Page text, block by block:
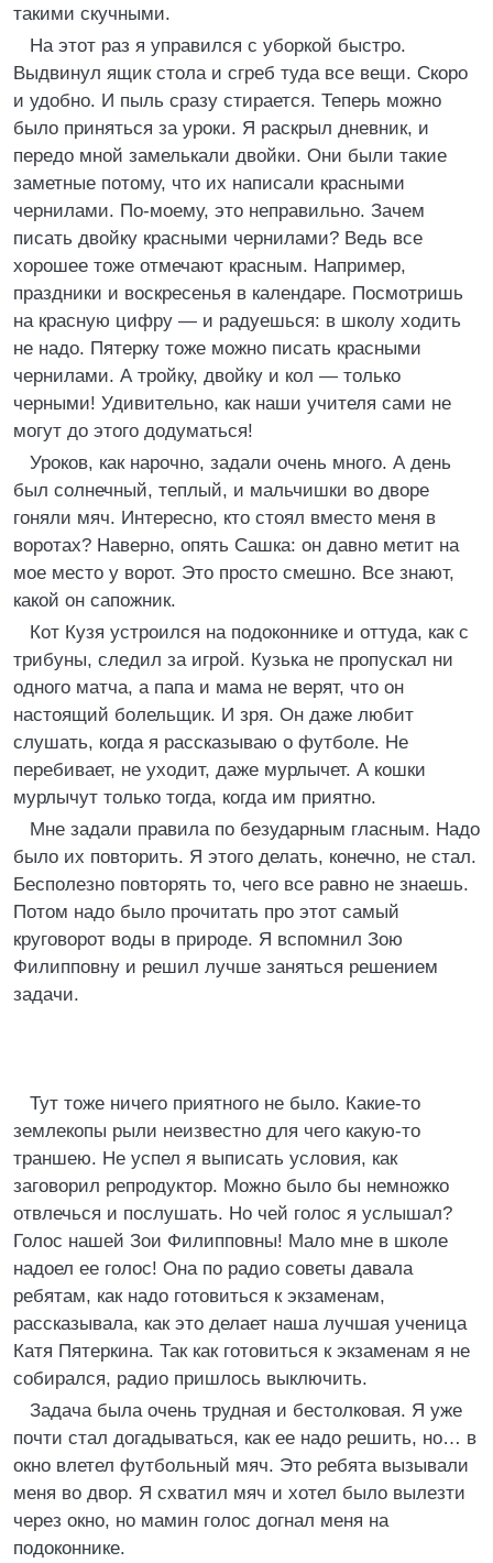
такими скучными.
На этот раз я управился с уборкой быстро.
Выдвинул ящик стола и сгреб туда все вещи. Скоро
и удобно. И пыль сразу стирается. Теперь можно
было приняться за уроки. Я раскрыл дневник, и
передо мной замелькали двойки. Они были такие
заметные потому, что их написали красными
чернилами. По-моему, это неправильно. Зачем
писать двойку красными чернилами? Ведь все
хорошее тоже отмечают красным. Например,
праздники и воскресенья в календаре. Посмотришь
на красную цифру — и радуешься: в школу ходить
не надо. Пятерку тоже можно писать красными
чернилами. А тройку, двойку и кол — только
черными! Удивительно, как наши учителя сами не
могут до этого додуматься!
Уроков, как нарочно, задали очень много. А день
был солнечный, теплый, и мальчишки во дворе
гоняли мяч. Интересно, кто стоял вместо меня в
воротах? Наверно, опять Сашка: он давно метит на
мое место у ворот. Это просто смешно. Все знают,
какой он сапожник.
Кот Кузя устроился на подоконнике и оттуда, как с
трибуны, следил за игрой. Кузька не пропускал ни
одного матча, а папа и мама не верят, что он
настоящий болельщик. И зря. Он даже любит
слушать, когда я рассказываю о футболе. Не
перебивает, не уходит, даже мурлычет. А кошки
мурлычут только тогда, когда им приятно.
Мне задали правила по безударным гласным. Надо
было их повторить. Я этого делать, конечно, не стал.
Бесполезно повторять то, чего все равно не знаешь.
Потом надо было прочитать про этот самый
круговорот воды в природе. Я вспомнил Зою
Филипповну и решил лучше заняться решением
задачи.
Тут тоже ничего приятного не было. Какие-то
землекопы рыли неизвестно для чего какую-то
траншею. Не успел я выписать условия, как
заговорил репродуктор. Можно было бы немножко
отвлечься и послушать. Но чей голос я услышал?
Голос нашей Зои Филипповны! Мало мне в школе
надоел ее голос! Она по радио советы давала
ребятам, как надо готовиться к экзаменам,
рассказывала, как это делает наша лучшая ученица
Катя Пятеркина. Так как готовиться к экзаменам я не
собирался, радио пришлось выключить.
Задача была очень трудная и бестолковая. Я уже
почти стал догадываться, как ее надо решить, но… в
окно влетел футбольный мяч. Это ребята вызывали
меня во двор. Я схватил мяч и хотел было вылезти
через окно, но мамин голос догнал меня на
подоконнике.